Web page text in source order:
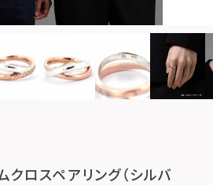
ロスペアリング（シルバ